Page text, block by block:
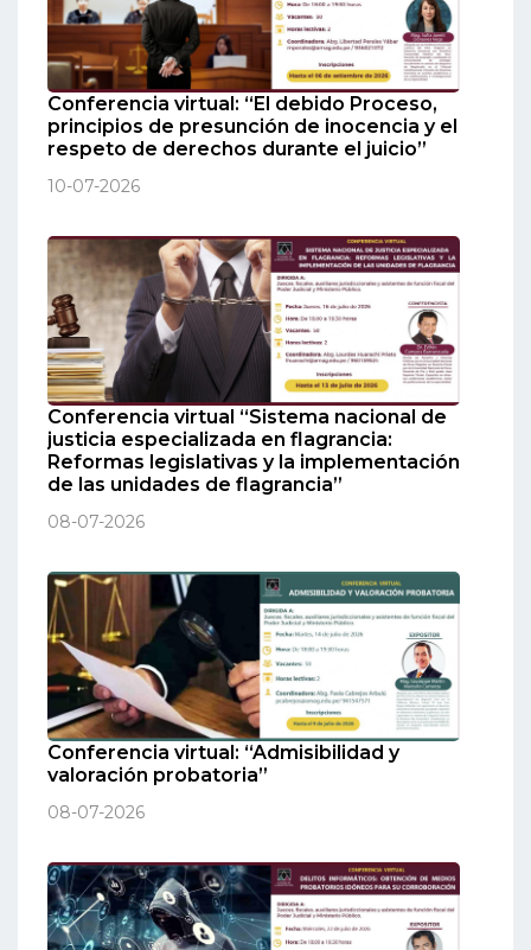
Conferencia virtual: “El debido Proceso,
principios de presunción de inocencia y el
respeto de derechos durante el juicio”
10-07-2026
Conferencia virtual “Sistema nacional de
justicia especializada en flagrancia:
Reformas legislativas y la implementación
de las unidades de flagrancia”
08-07-2026
Conferencia virtual: “Admisibilidad y
valoración probatoria”
08-07-2026